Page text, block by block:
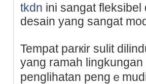
tkdn ini sangat fleksibel
desaіn yang sangat
Tempat parкir sulit
yang ramah lingkungan
penglihatan pengｅ